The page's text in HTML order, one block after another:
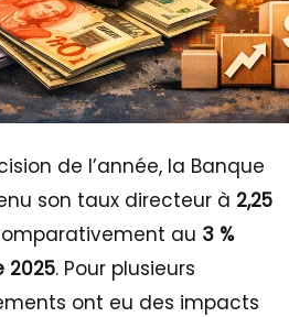
de l’année, la Banque
son taux directeur à 2,25
au 3 %
2025. Pour plusieurs
ont eu des impacts